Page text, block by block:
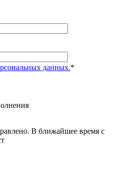
данных.*
В ближайшее время с